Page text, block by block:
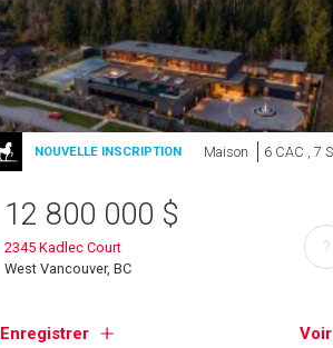
NOUVELLE INSCRIPTION Maison 6 CAC , 7
12 800 000 $
2345 Kadlec Court
West Vancouver, BC
Enregistrer Voir
?